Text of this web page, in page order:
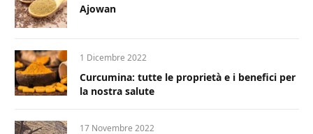
Ajowan
1 Dicembre 2022
Curcumina: tutte le proprietà e i benefici per
la nostra salute
17 Novembre 2022